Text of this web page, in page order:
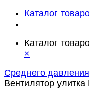
Каталог
Каталог
×
Среднего
Вентилятор